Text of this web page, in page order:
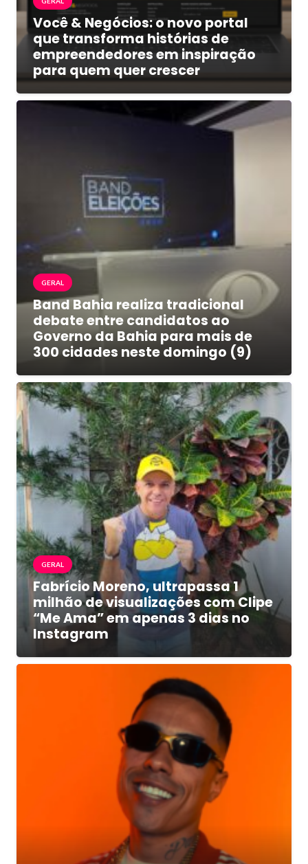
Você & Negócios: o novo portal
que transforma histórias de
empreendedores em inspiração
para quem quer crescer
GERAL
Band Bahia realiza tradicional
debate entre candidatos ao
Governo da Bahia para mais de
300 cidades neste domingo (9)
GERAL
Fabrício Moreno, ultrapassa 1
milhão de visualizações com Clipe
“Me Ama” em apenas 3 dias no
Instagram